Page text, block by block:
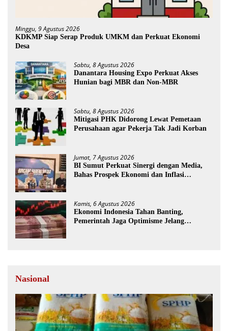
Minggu, 9 Agustus 2026
KDKMP Siap Serap Produk UMKM dan Perkuat Ekonomi
Desa
Sabtu, 8 Agustus 2026
Danantara Housing Expo Perkuat Akses
Hunian bagi MBR dan Non-MBR
Sabtu, 8 Agustus 2026
Mitigasi PHK Didorong Lewat Pemetaan
Perusahaan agar Pekerja Tak Jadi Korban
Jumat, 7 Agustus 2026
BI Sumut Perkuat Sinergi dengan Media,
Bahas Prospek Ekonomi dan Inflasi
Kamis, 6 Agustus 2026
Ekonomi Indonesia Tahan Banting,
Pemerintah Jaga Optimisme Jelang
Nasional